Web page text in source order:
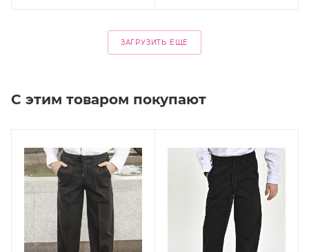
ЗАГРУЗИТЬ ЕЩЕ
С этим товаром покупают